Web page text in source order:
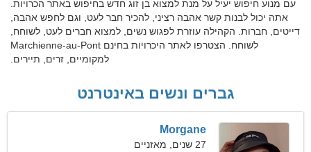
עם מנוע חיפוש יעיל על מנת למצוא בן זוג חדש בחיפוש באתר הכרויות.
אתה יכול לבנות קשר אהבה רציני, להכיר חבר לעט, וגם לחפש אהבה,
דייטים, חברות. הקהילה עוזרת לפגוש נשים, למצוא חברים לעט, לשוחח,
לשוחח. הצטרפו לאתר היכרויות בחינם Marchienne-au-Pont
למקומיים, זרים, תיירים.
גברים ונשים באינטרנט
Morgane
27 שנים, מאזניים